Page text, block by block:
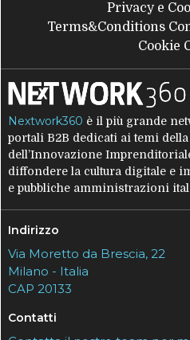
Privacy e
Terms&Conditions
Cookie
Nextwork360 è il più grande
portali B2B dedicati ai temi
dell’Innovazione
diffondere la cultura digitale e
e pubbliche amministrazioni
Indirizzo
Via Moretto da Brescia, 22
Milano - Italia
CAP 20133
Contatti